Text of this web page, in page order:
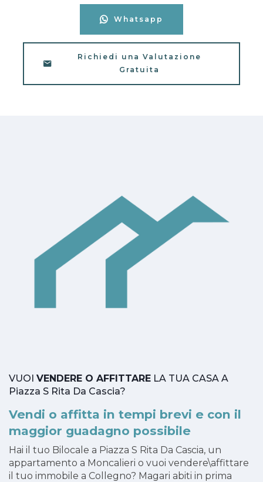
Whatsapp
Richiedi una Valutazione
Gratuita
VUOI VENDERE O AFFITTARE LA TUA CASA A
Piazza S Rita Da Cascia?
Vendi o affitta in tempi brevi e con il
maggior guadagno possibile
Hai il tuo Bilocale a Piazza S Rita Da Cascia, un
appartamento a Moncalieri o vuoi vendere\affittare
il tuo immobile a Collegno? Magari abiti in prima